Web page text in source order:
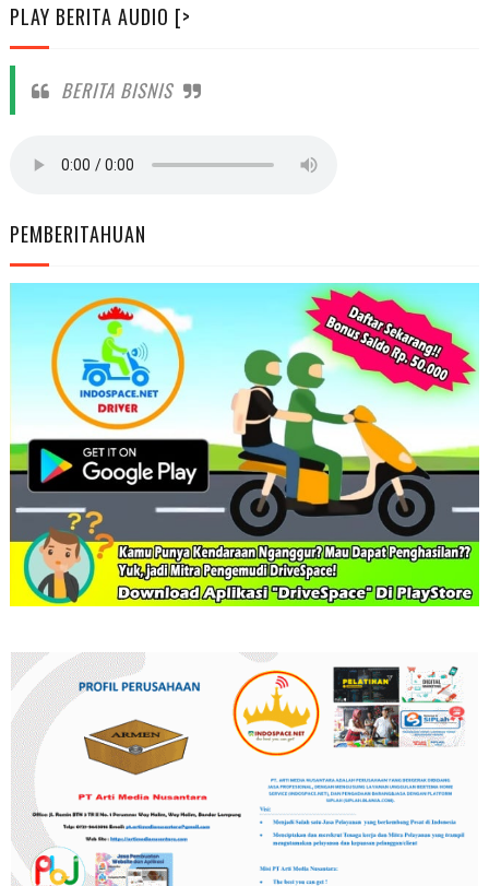
PLAY BERITA AUDIO [>
BERITA BISNIS
PEMBERITAHUAN